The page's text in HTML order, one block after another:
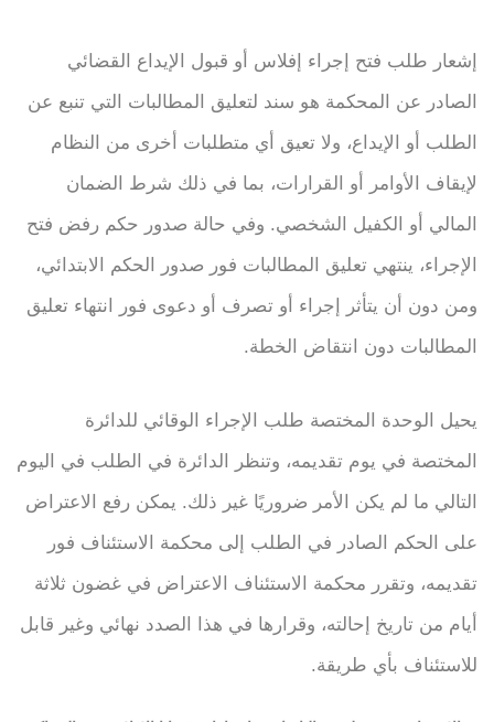
إشعار طلب فتح إجراء إفلاس أو قبول الإيداع القضائي
الصادر عن المحكمة هو سند لتعليق المطالبات التي تنبع عن
الطلب أو الإيداع، ولا تعيق أي متطلبات أخرى من النظام
لإيقاف الأوامر أو القرارات، بما في ذلك شرط الضمان
المالي أو الكفيل الشخصي. وفي حالة صدور حكم رفض فتح
الإجراء، ينتهي تعليق المطالبات فور صدور الحكم الابتدائي،
ومن دون أن يتأثر إجراء أو تصرف أو دعوى فور انتهاء تعليق
المطالبات دون انتقاض الخطة.
يحيل الوحدة المختصة طلب الإجراء الوقائي للدائرة
المختصة في يوم تقديمه، وتنظر الدائرة في الطلب في اليوم
التالي ما لم يكن الأمر ضروريًا غير ذلك. يمكن رفع الاعتراض
على الحكم الصادر في الطلب إلى محكمة الاستئناف فور
تقديمه، وتقرر محكمة الاستئناف الاعتراض في غضون ثلاثة
أيام من تاريخ إحالته، وقرارها في هذا الصدد نهائي وغير قابل
للاستئناف بأي طريقة.